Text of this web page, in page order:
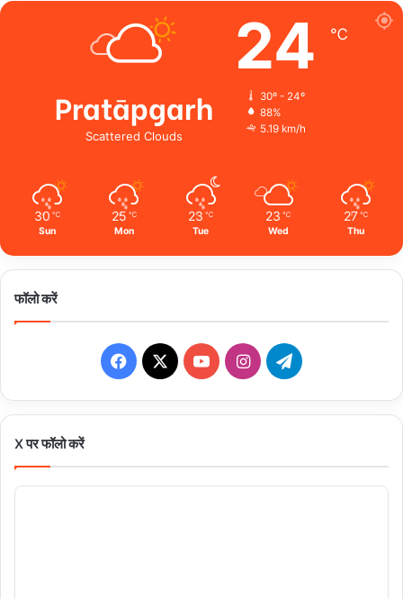
Pratāpgarh
Scattered Clouds
24 ℃
30º - 24º
88%
5.19 km/h
30 ℃
Sun
25 ℃
Mon
23 ℃
Tue
23 ℃
Wed
27 ℃
Thu
फॉलो करें
Facebook
X YouTubeInstagramTelegram
X पर फॉलो करें